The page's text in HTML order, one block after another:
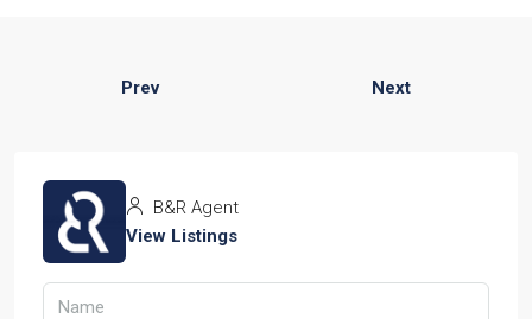
Prev Next
B&R Agent
View Listings